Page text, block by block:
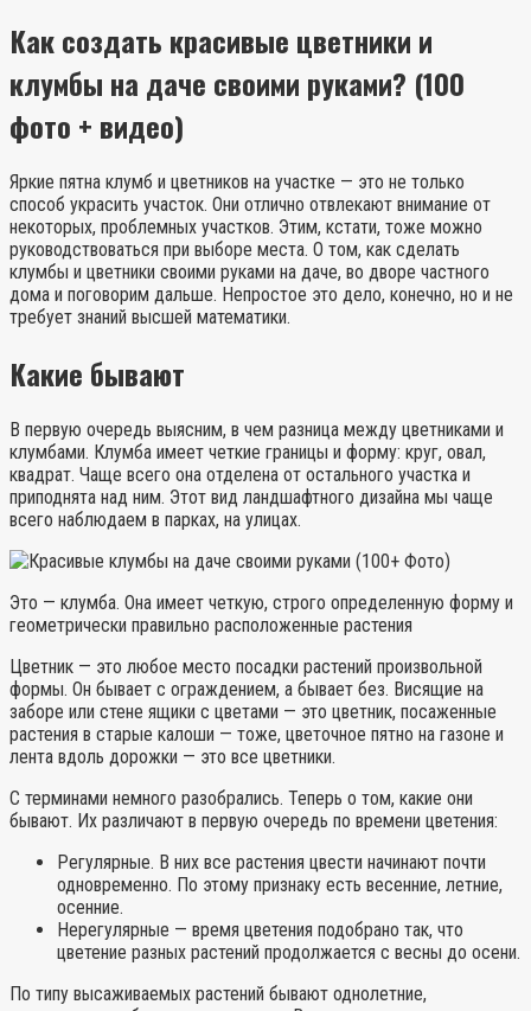
Как создать красивые цветники и
клумбы на даче своими руками? (100
фото + видео)
Яркие пятна клумб и цветников на участке — это не только
способ украсить участок. Они отлично отвлекают внимание от
некоторых, проблемных участков. Этим, кстати, тоже можно
руководствоваться при выборе места. О том, как сделать
клумбы и цветники своими руками на даче, во дворе частного
дома и поговорим дальше. Непростое это дело, конечно, но и не
требует знаний высшей математики.
Какие бывают
В первую очередь выясним, в чем разница между цветниками и
клумбами. Клумба имеет четкие границы и форму: круг, овал,
квадрат. Чаще всего она отделена от остального участка и
приподнята над ним. Этот вид ландшафтного дизайна мы чаще
всего наблюдаем в парках, на улицах.
Это — клумба. Она имеет четкую, строго определенную форму и
геометрически правильно расположенные растения
Цветник — это любое место посадки растений произвольной
формы. Он бывает с ограждением, а бывает без. Висящие на
заборе или стене ящики с цветами — это цветник, посаженные
растения в старые калоши — тоже, цветочное пятно на газоне и
лента вдоль дорожки — это все цветники.
С терминами немного разобрались. Теперь о том, какие они
бывают. Их различают в первую очередь по времени цветения:
Регулярные. В них все растения цвести начинают почти
одновременно. По этому признаку есть весенние, летние,
осенние.
Нерегулярные — время цветения подобрано так, что
цветение разных растений продолжается с весны до осени.
По типу высаживаемых растений бывают однолетние,